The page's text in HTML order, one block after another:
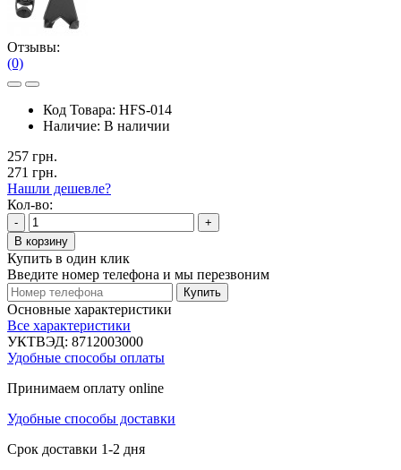
Отзывы:
(0)
Код Товара: HFS-014
Наличие: В наличии
257 грн.
271 грн.
Нашли дешевле?
Кол-во:
-
+
В корзину
Купить в один клик
Введите номер телефона и мы перезвоним
Купить
Основные характеристики
Все характеристики
УКТВЭД: 8712003000
Удобные способы оплаты
Принимаем оплату online
Удобные способы доставки
Срок доставки 1-2 дня